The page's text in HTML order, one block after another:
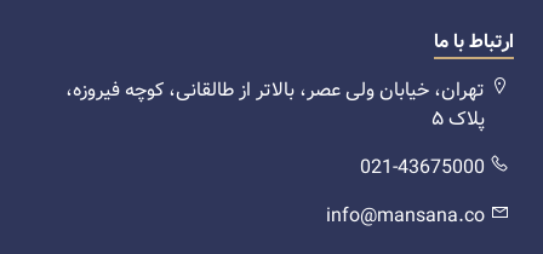
ارتباط با ما
تهران، خیابان ولی عصر، بالاتر از طالقانی، کوچه فیروزه،
پلاک ۵
021-43675000
info@mansana.co